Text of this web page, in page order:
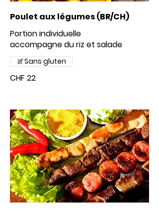
Poulet aux légumes (BR/CH)
Portion individuelle
accompagne du riz et salade
CHF 22
Sans gluten